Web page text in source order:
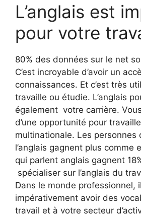
L’anglais est
pour votre
80% des données sur le net
C’est incroyable d’avoir un
connaissances. Et c’est très
travaille ou étudie. L’anglais
également votre carrière.
d’une opportunité pour
multinationale. Les personnes
l’anglais gagnent plus comme
qui parlent anglais gagnent
spécialiser sur l’anglais du
Dans le monde professionnel,
impérativement avoir des
travail et à votre secteur